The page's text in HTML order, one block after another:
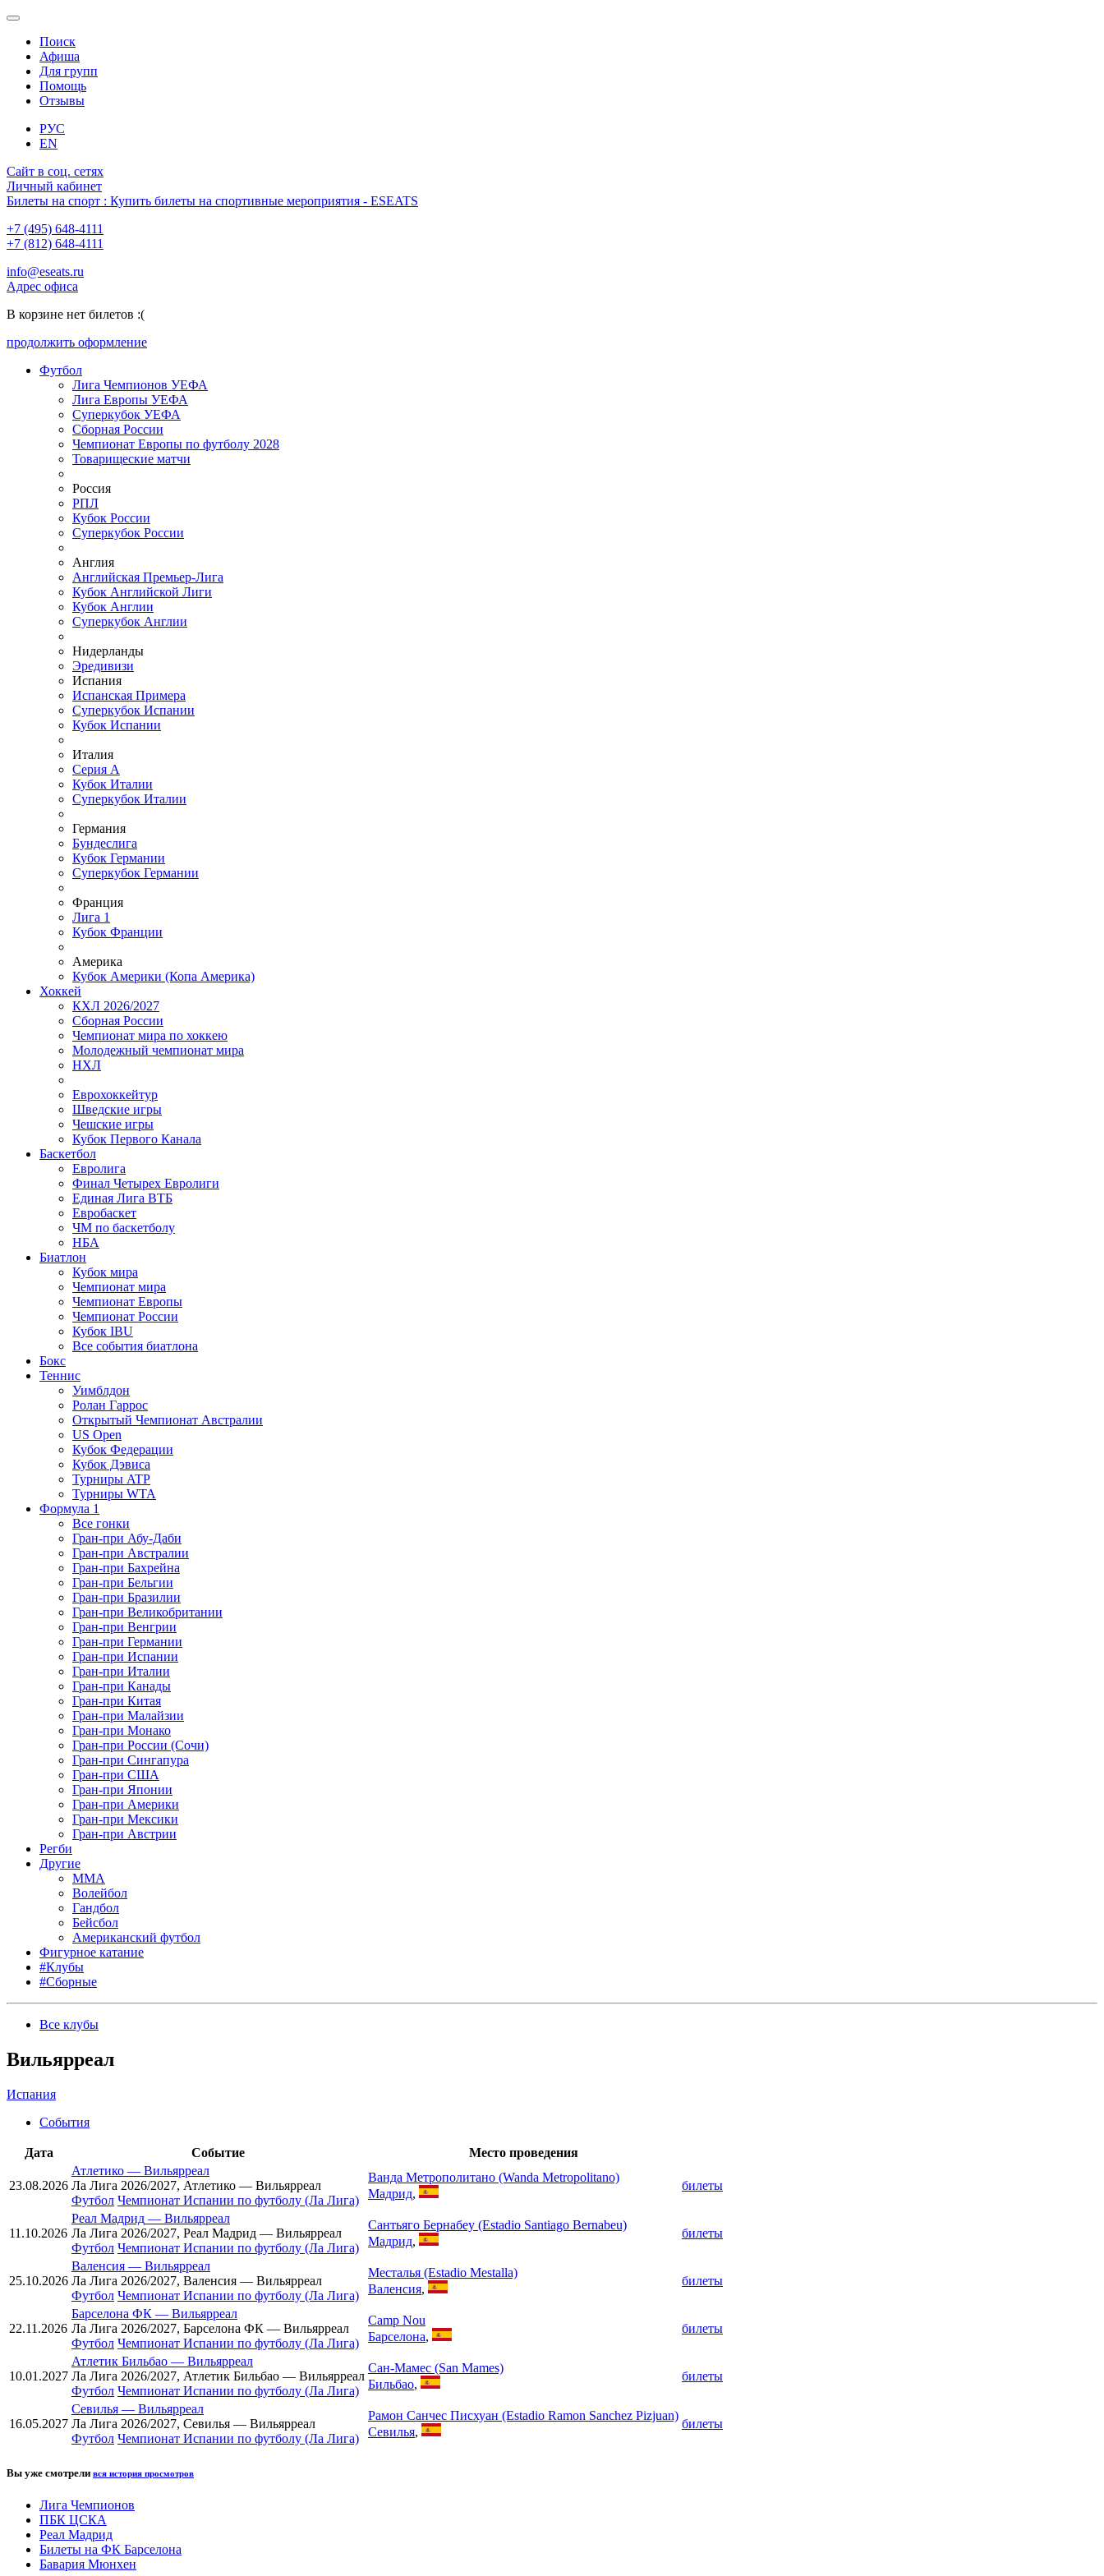
Поиск
Афиша
Для групп
Помощь
Отзывы
РУС
EN
Сайт в соц. сетях
Личный кабинет
Билеты на спорт : Купить билеты на спортивные мероприятия - ESEATS
+7 (495) 648-4111
+7 (812) 648-4111
info@eseats.ru
Адрес офиса
В корзине нет билетов :(
продолжить оформление
Футбол
Лига Чемпионов УЕФА
Лига Европы УЕФА
Суперкубок УЕФА
Сборная России
Чемпионат Европы по футболу 2028
Товарищеские матчи
Россия
РПЛ
Кубок России
Суперкубок России
Англия
Английская Премьер-Лига
Кубок Английской Лиги
Кубок Англии
Суперкубок Англии
Нидерланды
Эредивизи
Испания
Испанская Примера
Суперкубок Испании
Кубок Испании
Италия
Серия А
Кубок Италии
Суперкубок Италии
Германия
Бундеслига
Кубок Германии
Суперкубок Германии
Франция
Лига 1
Кубок Франции
Америка
Кубок Америки (Копа Америка)
Хоккей
КХЛ 2026/2027
Сборная России
Чемпионат мира по хоккею
Молодежный чемпионат мира
НХЛ
Еврохоккейтур
Шведские игры
Чешские игры
Кубок Первого Канала
Баскетбол
Евролига
Финал Четырех Евролиги
Единая Лига ВТБ
Евробаскет
ЧМ по баскетболу
НБА
Биатлон
Кубок мира
Чемпионат мира
Чемпионат Европы
Чемпионат России
Кубок IBU
Все события биатлона
Бокс
Теннис
Уимблдон
Ролан Гаррос
Открытый Чемпионат Австралии
US Open
Кубок Федерации
Кубок Дэвиса
Турниры ATP
Турниры WTA
Формула 1
Все гонки
Гран-при Абу-Даби
Гран-при Австралии
Гран-при Бахрейна
Гран-при Бельгии
Гран-при Бразилии
Гран-при Великобритании
Гран-при Венгрии
Гран-при Германии
Гран-при Испании
Гран-при Италии
Гран-при Канады
Гран-при Китая
Гран-при Малайзии
Гран-при Монако
Гран-при России (Сочи)
Гран-при Сингапура
Гран-при США
Гран-при Японии
Гран-при Америки
Гран-при Мексики
Гран-при Австрии
Регби
Другие
MMA
Волейбол
Гандбол
Бейсбол
Американский футбол
Фигурное катание
#Клубы
#Сборные
Все клубы
Вильярреал
Испания
События
Дата Событие Место проведения
23.08.2026
Атлетико — Вильярреал
Ла Лига 2026/2027, Атлетико — Вильярреал
Футбол Чемпионат Испании по футболу (Ла Лига)
Ванда Метрополитано (Wanda Metropolitano)
Мадрид,
билеты
11.10.2026
Реал Мадрид — Вильярреал
Ла Лига 2026/2027, Реал Мадрид — Вильярреал
Футбол Чемпионат Испании по футболу (Ла Лига)
Сантьяго Бернабеу (Estadio Santiago Bernabeu)
Мадрид,
билеты
25.10.2026
Валенсия — Вильярреал
Ла Лига 2026/2027, Валенсия — Вильярреал
Футбол Чемпионат Испании по футболу (Ла Лига)
Месталья (Estadio Mestalla)
Валенсия,
билеты
22.11.2026
Барселона ФК — Вильярреал
Ла Лига 2026/2027, Барселона ФК — Вильярреал
Футбол Чемпионат Испании по футболу (Ла Лига)
Camp Nou
Барселона,
билеты
10.01.2027
Атлетик Бильбао — Вильярреал
Ла Лига 2026/2027, Атлетик Бильбао — Вильярреал
Футбол Чемпионат Испании по футболу (Ла Лига)
Сан-Мамес (San Mames)
Бильбао,
билеты
16.05.2027
Севилья — Вильярреал
Ла Лига 2026/2027, Севилья — Вильярреал
Футбол Чемпионат Испании по футболу (Ла Лига)
Рамон Санчес Писхуан (Estadio Ramon Sanchez Pizjuan)
Севилья,
билеты
Вы уже смотрели вся история просмотров
Лига Чемпионов
ПБК ЦСКА
Реал Мадрид
Билеты на ФК Барселона
Бавария Мюнхен